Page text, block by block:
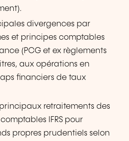
divergences par
et principes comptables
(PCG et ex règlements
aux opérations en
financiers de taux
retraitements des
IFRS pour
propres prudentiels selon